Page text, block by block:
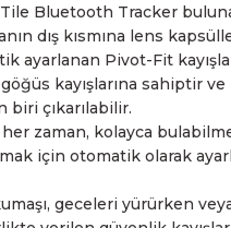
Bluetooth Tracker
dış kısmına lens
ayarlanan Pivot-Fit
kayışlarına sahiptir ve
biri çıkarılabilir.
her zaman, kolayca
için otomatik olarak
geceleri yürürken